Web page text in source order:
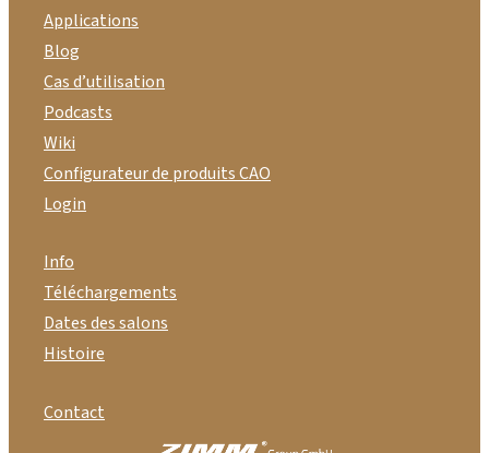
Applications
Blog
Cas d’utilisation
Podcasts
Wiki
Configurateur de produits CAO
Login
Info
Téléchargements
Dates des salons
Histoire
Contact